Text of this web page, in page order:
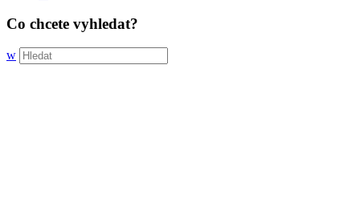
Co chcete vyhledat?
w